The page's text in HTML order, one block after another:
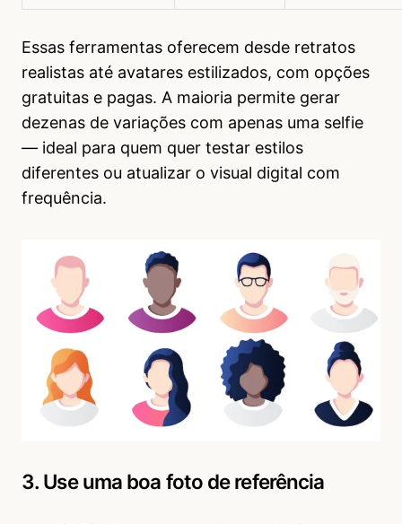
Essas ferramentas oferecem desde retratos
realistas até avatares estilizados, com opções
gratuitas e pagas. A maioria permite gerar
dezenas de variações com apenas uma selfie
— ideal para quem quer testar estilos
diferentes ou atualizar o visual digital com
frequência.
3. Use uma boa foto de referência